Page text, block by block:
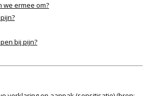
we ermee om?
bij pijn?